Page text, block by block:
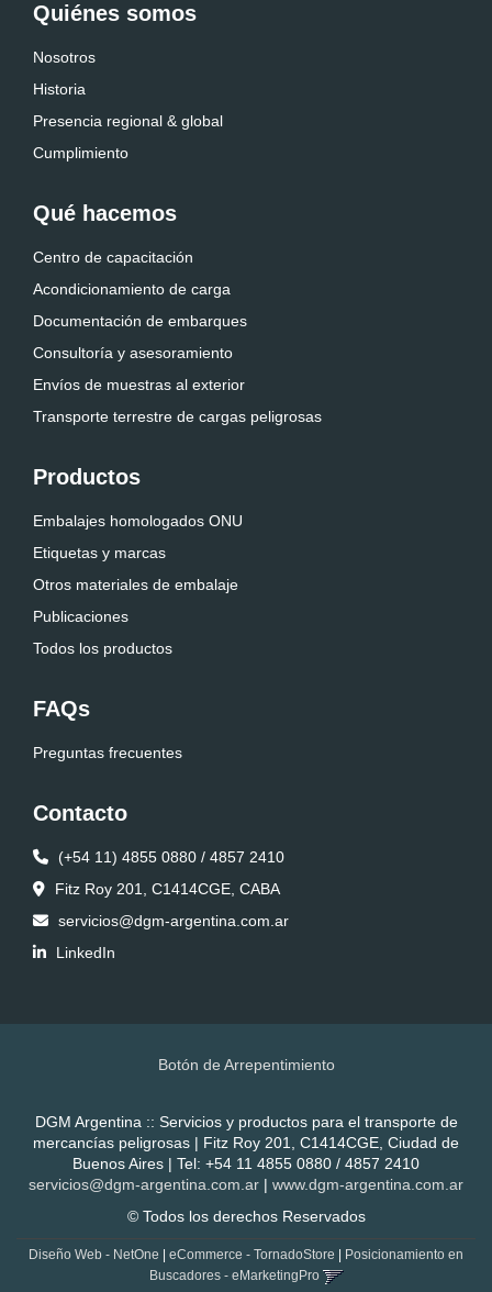
Quiénes somos
Nosotros
Historia
Presencia regional & global
Cumplimiento
Qué hacemos
Centro de capacitación
Acondicionamiento de carga
Documentación de embarques
Consultoría y asesoramiento
Envíos de muestras al exterior
Transporte terrestre de cargas peligrosas
Productos
Embalajes homologados ONU
Etiquetas y marcas
Otros materiales de embalaje
Publicaciones
Todos los productos
FAQs
Preguntas frecuentes
Contacto
(+54 11) 4855 0880 / 4857 2410
Fitz Roy 201, C1414CGE, CABA
servicios@dgm-argentina.com.ar
LinkedIn
Botón de Arrepentimiento
DGM Argentina :: Servicios y productos para el transporte de
mercancías peligrosas | Fitz Roy 201, C1414CGE, Ciudad de
Buenos Aires | Tel: +54 11 4855 0880 / 4857 2410
servicios@dgm-argentina.com.ar | www.dgm-argentina.com.ar
© Todos los derechos Reservados
Diseño Web - NetOne eCommerce - TornadoStore
Posicionamiento en
Buscadores - eMarketingPro